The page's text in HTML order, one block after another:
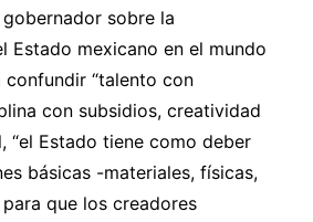
sobre la
Estado mexicano en el mundo
“talento con
con subsidios, creatividad
“el Estado tiene como deber
básicas -materiales, físicas,
que los creadores